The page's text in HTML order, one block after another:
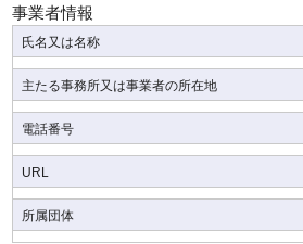
事業者情報
氏名又は名称
主たる事務所又は事業者の所在地
電話番号
URL
所属団体